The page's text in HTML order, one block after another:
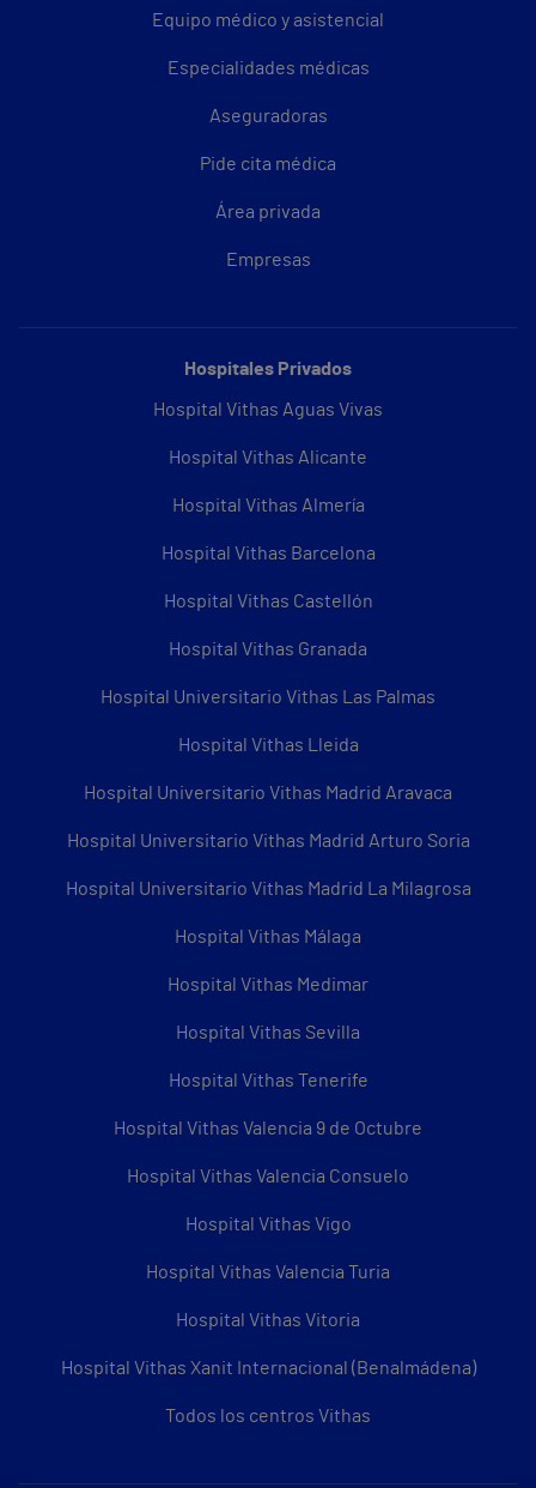
Equipo médico y asistencial
Especialidades médicas
Aseguradoras
Pide cita médica
Área privada
Empresas
Hospitales Privados
Hospital Vithas Aguas Vivas
Hospital Vithas Alicante
Hospital Vithas Almería
Hospital Vithas Barcelona
Hospital Vithas Castellón
Hospital Vithas Granada
Hospital Universitario Vithas Las Palmas
Hospital Vithas Lleida
Hospital Universitario Vithas Madrid Aravaca
Hospital Universitario Vithas Madrid Arturo Soria
Hospital Universitario Vithas Madrid La Milagrosa
Hospital Vithas Málaga
Hospital Vithas Medimar
Hospital Vithas Sevilla
Hospital Vithas Tenerife
Hospital Vithas Valencia 9 de Octubre
Hospital Vithas Valencia Consuelo
Hospital Vithas Vigo
Hospital Vithas Valencia Turia
Hospital Vithas Vitoria
Hospital Vithas Xanit Internacional (Benalmádena)
Todos los centros Vithas